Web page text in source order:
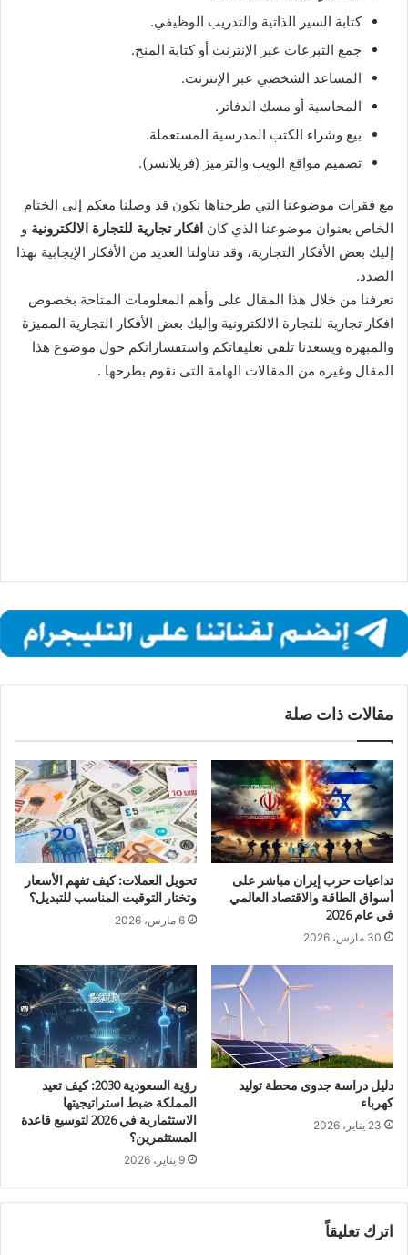
كتابة السير الذاتية والتدريب الوظيفي.
جمع التبرعات عبر الإنترنت أو كتابة المنح.
المساعد الشخصي عبر الإنترنت.
المحاسبة أو مسك الدفاتر.
بيع وشراء الكتب المدرسية المستعملة.
تصميم مواقع الويب والترميز (فريلانسر).
مع فقرات موضوعنا التي طرحناها نكون قد وصلنا معكم إلى الختام
الخاص بعنوان موضوعنا الذي كان افكار تجارية للتجارة الالكترونية و
إليك بعض الأفكار التجارية، وقد تناولنا العديد من الأفكار الإيجابية بهذا
الصدد.
تعرفنا من خلال هذا المقال على وأهم المعلومات المتاحة بخصوص
افكار تجارية للتجارة الالكترونية وإليك بعض الأفكار التجارية المميزة
والمبهرة ويسعدنا تلقى نعليقاتكم واستفساراتكم حول موضوع هذا
المقال وغيره من المقالات الهامة التى نقوم بطرحها .
مقالات ذات صلة
تداعيات حرب إيران مباشر على
أسواق الطاقة والاقتصاد العالمي
في عام 2026
30 مارس، 2026
تحويل العملات: كيف تفهم الأسعار
وتختار التوقيت المناسب للتبديل؟
6 مارس، 2026
دليل دراسة جدوى محطة توليد
كهرباء
23 يناير، 2026
رؤية السعودية 2030: كيف تعيد
المملكة ضبط استراتيجيتها
الاستثمارية في 2026 لتوسيع قاعدة
المستثمرين؟
9 يناير، 2026
اترك تعليقاً